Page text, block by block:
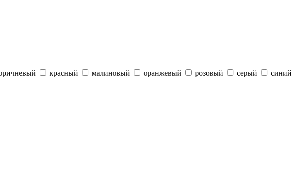
красный малиновый оранжевый розовый серый синий